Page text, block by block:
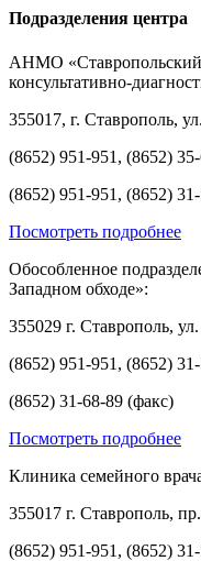
Подразделения центра
АНМО «Ставропольский
консультативно-
355017, г. Ставрополь,
(8652) 951-951, (8652)
(8652) 951-951, (8652)
Посмотреть подробнее
Обособленное
Западном обходе»:
355029 г. Ставрополь,
(8652) 951-951, (8652)
(8652) 31-68-89 (факс)
Посмотреть подробнее
Клиника семейного
355017 г. Ставрополь,
(8652) 951-951, (8652)